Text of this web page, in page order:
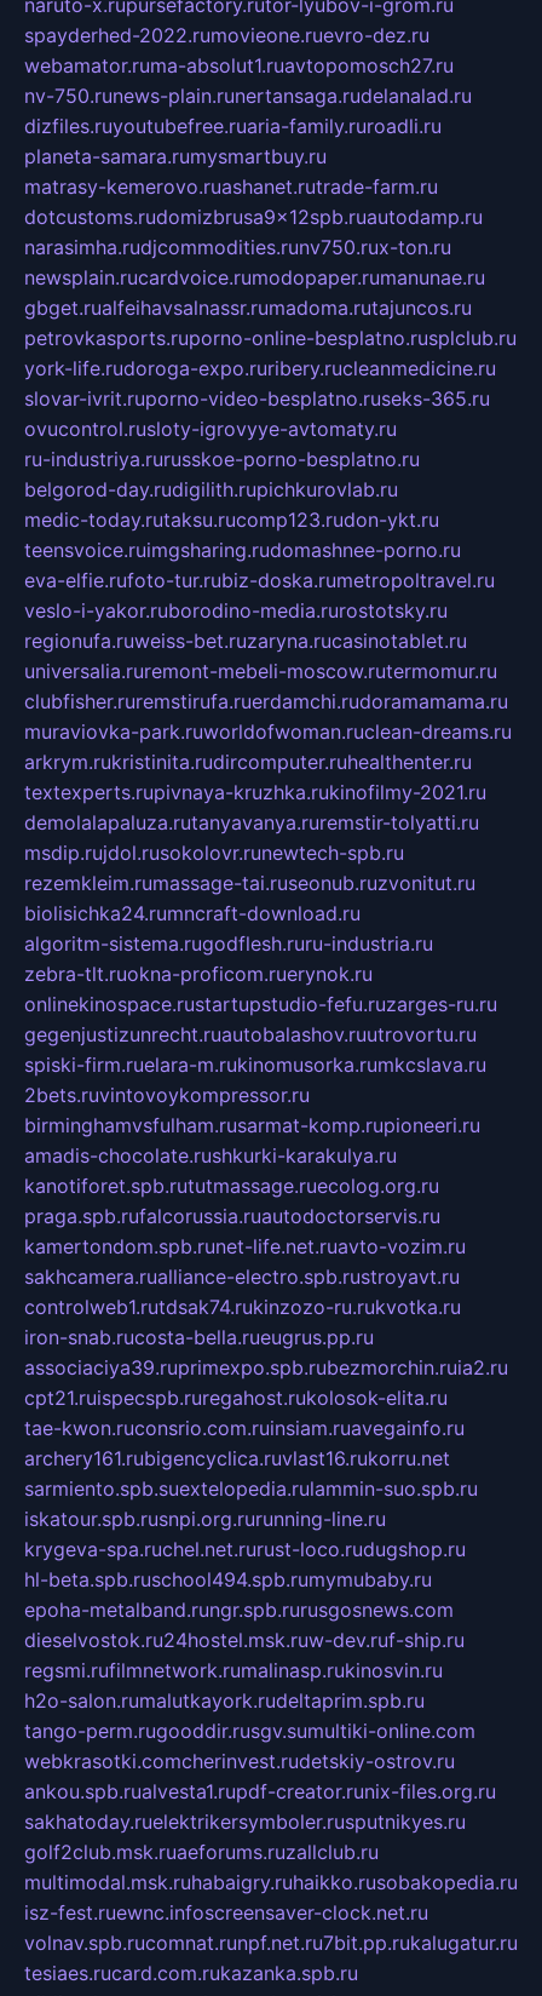
naruto-x.rupursefactory.rutor-lyubov-i-grom.ru
spayderhed-2022.rumovieone.ruevro-dez.ru
webamator.ruma-absolut1.ruavtopomosch27.ru
nv-750.runews-plain.runertansaga.rudelanalad.ru
dizfiles.ruyoutubefree.ruaria-family.ruroadli.ru
planeta-samara.rumysmartbuy.ru
matrasy-kemerovo.ruashanet.rutrade-farm.ru
dotcustoms.rudomizbrusa9x12spb.ruautodamp.ru
narasimha.rudjcommodities.runv750.rux-ton.ru
newsplain.rucardvoice.rumodopaper.rumanunae.ru
gbget.rualfeihavsalnassr.rumadoma.rutajuncos.ru
petrovkasports.ruporno-online-besplatno.rusplclub.ru
york-life.rudoroga-expo.ruribery.rucleanmedicine.ru
slovar-ivrit.ruporno-video-besplatno.ruseks-365.ru
ovucontrol.rusloty-igrovyye-avtomaty.ru
ru-industriya.rurusskoe-porno-besplatno.ru
belgorod-day.rudigilith.rupichkurovlab.ru
medic-today.rutaksu.rucomp123.rudon-ykt.ru
teensvoice.ruimgsharing.rudomashnee-porno.ru
eva-elfie.rufoto-tur.rubiz-doska.rumetropoltravel.ru
veslo-i-yakor.ruborodino-media.rurostotsky.ru
regionufa.ruweiss-bet.ruzaryna.rucasinotablet.ru
universalia.ruremont-mebeli-moscow.rutermomur.ru
clubfisher.ruremstirufa.ruerdamchi.rudoramamama.ru
muraviovka-park.ruworldofwoman.ruclean-dreams.ru
arkrym.rukristinita.rudircomputer.ruhealthenter.ru
textexperts.rupivnaya-kruzhka.rukinofilmy-2021.ru
demolalapaluza.rutanyavanya.ruremstir-tolyatti.ru
msdip.rujdol.rusokolovr.runewtech-spb.ru
rezemkleim.rumassage-tai.ruseonub.ruzvonitut.ru
biolisichka24.rumncraft-download.ru
algoritm-sistema.rugodflesh.ruru-industria.ru
zebra-tlt.ruokna-proficom.ruerynok.ru
onlinekinospace.rustartupstudio-fefu.ruzarges-ru.ru
gegenjustizunrecht.ruautobalashov.ruutrovortu.ru
spiski-firm.ruelara-m.rukinomusorka.rumkcslava.ru
2bets.ruvintovoykompressor.ru
birminghamvsfulham.rusarmat-komp.rupioneeri.ru
amadis-chocolate.rushkurki-karakulya.ru
kanotiforet.spb.rututmassage.ruecolog.org.ru
praga.spb.rufalcorussia.ruautodoctorservis.ru
kamertondom.spb.runet-life.net.ruavto-vozim.ru
sakhcamera.rualliance-electro.spb.rustroyavt.ru
controlweb1.rutdsak74.rukinzozo-ru.rukvotka.ru
iron-snab.rucosta-bella.rueugrus.pp.ru
associaciya39.ruprimexpo.spb.rubezmorchin.ruia2.ru
cpt21.ruispecspb.ruregahost.rukolosok-elita.ru
tae-kwon.ruconsrio.com.ruinsiam.ruavegainfo.ru
archery161.rubigencyclica.ruvlast16.rukorru.net
sarmiento.spb.suextelopedia.rulammin-suo.spb.ru
iskatour.spb.rusnpi.org.rurunning-line.ru
krygeva-spa.ruchel.net.rurust-loco.rudugshop.ru
hl-beta.spb.ruschool494.spb.rumymubaby.ru
epoha-metalband.rungr.spb.rurusgosnews.com
dieselvostok.ru24hostel.msk.ruw-dev.ruf-ship.ru
regsmi.rufilmnetwork.rumalinasp.rukinosvin.ru
h2o-salon.rumalutkayork.rudeltaprim.spb.ru
tango-perm.rugooddir.rusgv.sumultiki-online.com
webkrasotki.comcherinvest.rudetskiy-ostrov.ru
ankou.spb.rualvesta1.rupdf-creator.runix-files.org.ru
sakhatoday.ruelektrikersymboler.rusputnikyes.ru
golf2club.msk.ruaeforums.ruzallclub.ru
multimodal.msk.ruhabaigry.ruhaikko.rusobakopedia.ru
isz-fest.ruewnc.infoscreensaver-clock.net.ru
volnav.spb.rucomnat.runpf.net.ru7bit.pp.rukalugatur.ru
tesiaes.rucard.com.rukazanka.spb.ru